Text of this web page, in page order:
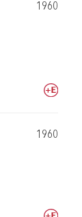
1960
1960